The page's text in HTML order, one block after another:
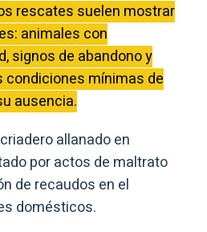
rescates suelen mostrar
animales con
signos de abandono y
condiciones mínimas de
ausencia.
allanado en
por actos de maltrato
de recaudos en el
domésticos.